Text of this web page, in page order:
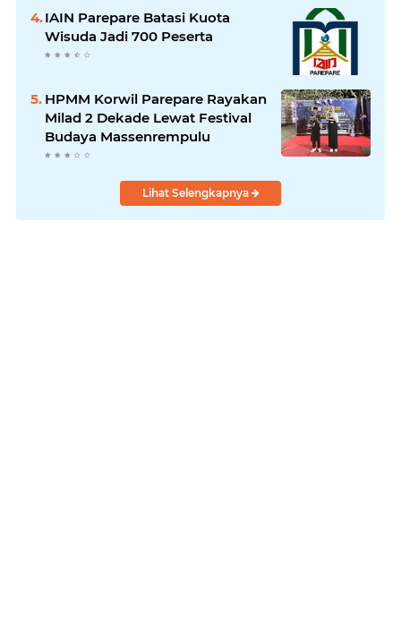
IAIN Parepare Batasi Kuota
Wisuda Jadi 700 Peserta
HPMM Korwil Parepare Rayakan
Milad 2 Dekade Lewat Festival
Budaya Massenrempulu
Lihat Selengkapnya